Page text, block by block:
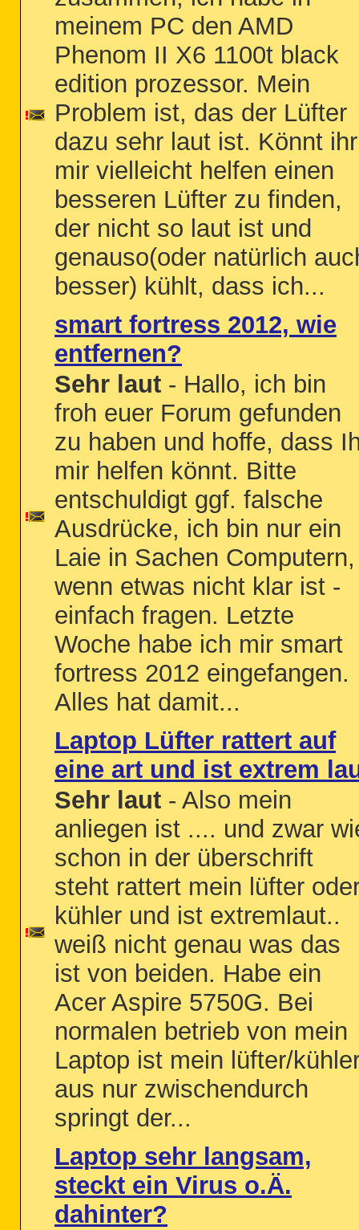
meinem PC den AMD
Phenom II X6 1100t black
edition prozessor. Mein
Problem ist, das der Lüfter
dazu sehr laut ist. Könnt ihr
mir vielleicht helfen einen
besseren Lüfter zu finden,
der nicht so laut ist und
genauso(oder natürlich
besser) kühlt, dass ich...
smart fortress 2012, wie
entfernen?
Sehr laut - Hallo, ich bin
froh euer Forum gefunden
zu haben und hoffe, dass
mir helfen könnt. Bitte
entschuldigt ggf. falsche
Ausdrücke, ich bin nur ein
Laie in Sachen Computern,
wenn etwas nicht klar ist -
einfach fragen. Letzte
Woche habe ich mir smart
fortress 2012 eingefangen.
Alles hat damit...
Laptop Lüfter rattert auf
eine art und ist extrem
Sehr laut - Also mein
anliegen ist .... und zwar
schon in der überschrift
steht rattert mein lüfter
kühler und ist extremlaut..
weiß nicht genau was das
ist von beiden. Habe ein
Acer Aspire 5750G. Bei
normalen betrieb von mein
Laptop ist mein lüfter/
aus nur zwischendurch
springt der...
Laptop sehr langsam,
steckt ein Virus o.Ä.
dahinter?